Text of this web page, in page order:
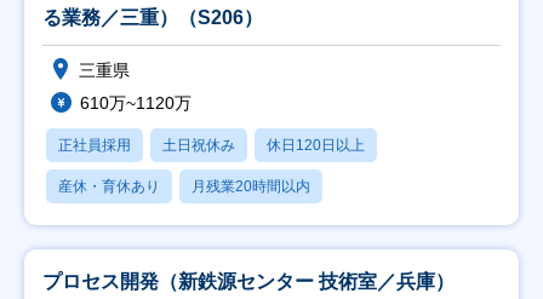
る業務／三重）（S206）
三重県
610万~1120万
正社員採用 土日祝休み 休日120日以上
産休・育休あり 月残業20時間以内
プロセス開発（新鉄源センター 技術室／兵庫）